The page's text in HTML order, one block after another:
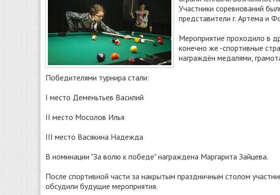
Участники соревнований
представители г. Артема и
Мероприятие проходило в
конечно же -спортивные
награждён медалями,
Победителями турнира стали:
I место Деменьтьев Василий
II место Мосолов Илья
III место Васякина Надежда
В номинации "За волю к победе" награждена Маргарита Зайцева.
После спортивной части за накрытым праздничным столом
обсудили будущие мероприятия.